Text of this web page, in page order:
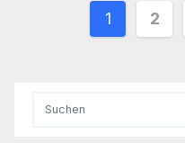
1 2